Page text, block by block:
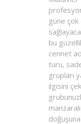
güne çok
bu
cennet
turu,
grupları
ilgisini